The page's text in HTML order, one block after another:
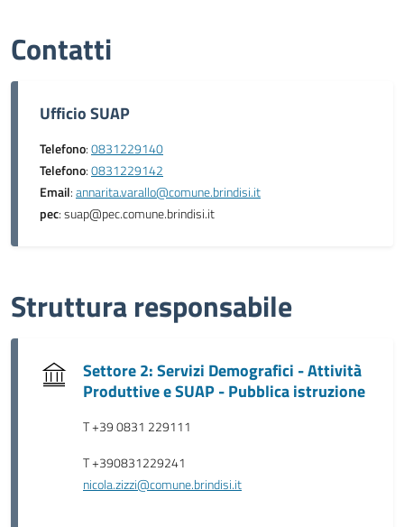
Contatti
Ufficio SUAP
Telefono:0831229140
Telefono:0831229142
Email:annarita.varallo@comune.brindisi.it
pec: suap@pec.comune.brindisi.it
Struttura responsabile
Settore 2: Servizi Demografici - Attività
Produttive e SUAP - Pubblica istruzione
T +39 0831 229111
T +390831229241
nicola.zizzi@comune.brindisi.it